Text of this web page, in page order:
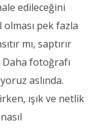
edileceğini
pek fazla
mı, saptırır
Daha fotoğrafı
aslında.
ışık ve netlik